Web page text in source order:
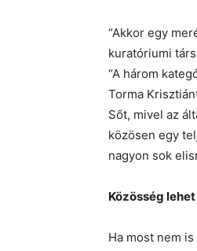
“Akkor egy
kuratóriumi
“A három
Torma
Sőt, mivel az
közösen egy
nagyon sok
Közösség lehet
Ha most nem